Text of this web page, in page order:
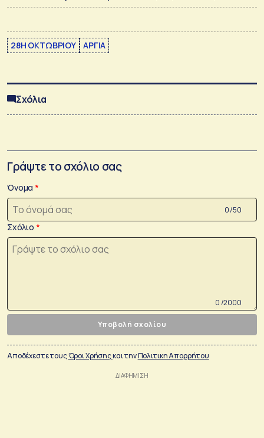
28Η ΟΚΤΩΒΡΙΟΥ ΑΡΓΙΑ
Σχόλια
Γράψτε το σχόλιο σας
Όνομα
0 /50
Σχόλιο
0 /2000
Υποβολή σχολίου
Αποδέχεστε τουςΌροι Χρήσηςκαι τηνΠολιτικη Απορρήτου